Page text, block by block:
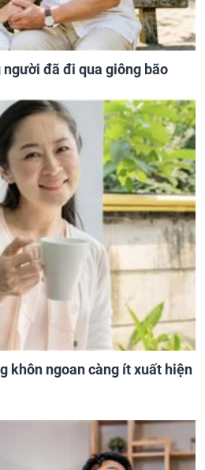
đã đi qua giông bão
khôn ngoan càng ít xuất hiện